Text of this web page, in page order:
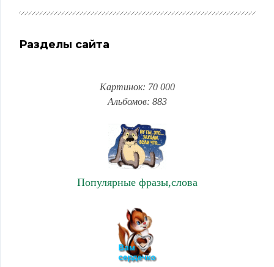
Разделы сайта
Картинок: 70 000
Альбомов: 883
Популярные фразы,слова